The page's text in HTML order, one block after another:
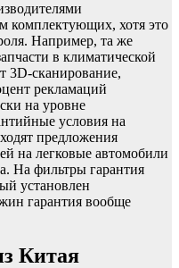
комплектующих, хотя это
Например, та же
в климатической
3D-сканирование,
рекламаций
на уровне
условия на
предложения
на легковые автомобили
На фильтры гарантия
установлен
гарантия вообще
Китая